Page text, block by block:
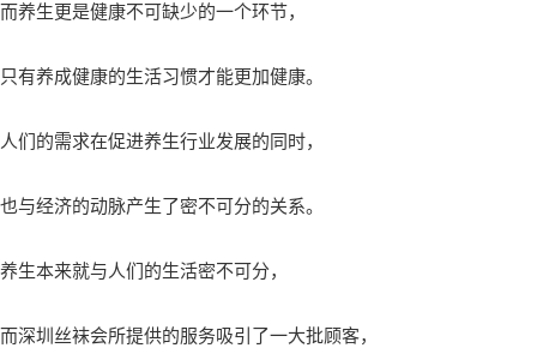
而养生更是健康不可缺少的一个环节，
只有养成健康的生活习惯才能更加健康。
人们的需求在促进养生行业发展的同时，
也与经济的动脉产生了密不可分的关系。
养生本来就与人们的生活密不可分，
而深圳丝袜会所提供的服务吸引了一大批顾客，